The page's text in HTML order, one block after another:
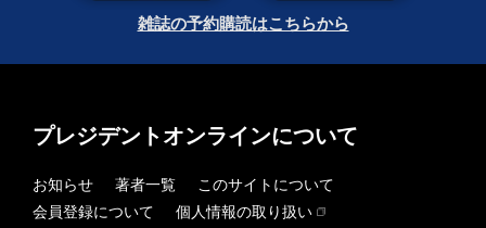
雑誌の予約購読はこちらから
プレジデントオンラインについて
お知らせ 著者一覧
このサイトについて
会員登録について
個人情報の取り扱い